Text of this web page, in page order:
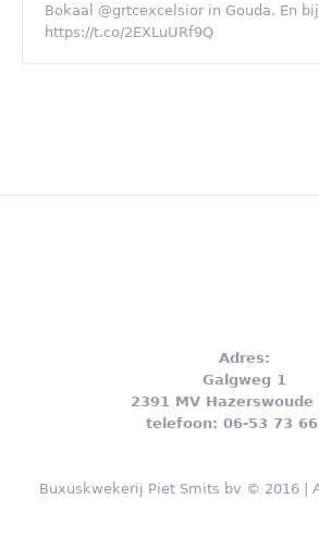
Bokaal @grtcexcelsior in Gouda. En
https://t.co/2EXLuURf9Q
Adres:
Galgweg 1
2391 MV Hazerswoude
telefoon: 06-53 73
Buxuskwekerij Piet Smits bv © 2016 |